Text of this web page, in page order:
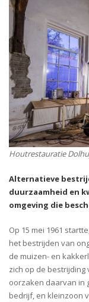
Houtrestauratie
Alternatieve
duurzaamheid en
omgeving die
Op 15 mei 1961
het bestrijden van
de muizen- en
zich op de bestrijding
oorzaken daarvan in
bedrijf, en kleinzoon